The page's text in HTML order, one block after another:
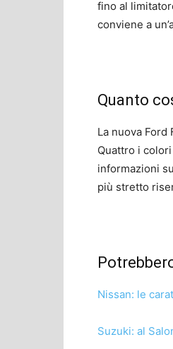
fino al
conviene a
Quanto
La nuova
Quattro i
informazioni
più stretto
Nissan: le
Suzuki: al